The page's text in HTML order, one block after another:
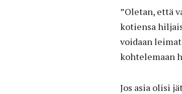
”Oletan, että
kotiensa
voidaan
kohtelemaan
Jos asia olisi